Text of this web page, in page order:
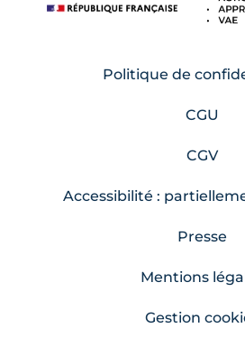
Politique de
CGU
CGV
Accessibilité :
Presse
Mentions
Gestion